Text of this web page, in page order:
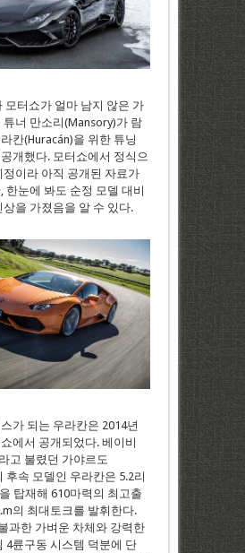
모터쇼가 얼마 남지 않은 가
튜너 만소리(Mansory)가 람
칸(Huracán)을 위한 튜닝
개했다. 모터쇼에서 정식으
정이라 아직 공개된 자료가
한눈에 봐도 순정 모델 대비
상을 가졌음을 알 수 있다.
가 되는 우라칸은 2014년
에서 공개되었다. 베이비
고 불렸던 가야르도
후속 모델인 우라칸은 5.2리
탑재해 610마력의 최고출
의 최대토크를 발휘한다.
과한 가벼운 차체와 강력한
4륜구동 시스템 덕분에 단